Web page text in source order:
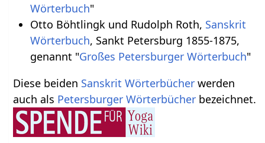
Wörterbuch"
Otto Böhtlingk und Rudolph Roth, Sanskrit
Wörterbuch, Sankt Petersburg 1855-1875,
genannt "Großes Petersburger Wörterbuch"
Diese beiden Sanskrit Wörterbücher werden
auch als Petersburger Wörterbücher bezeichnet.